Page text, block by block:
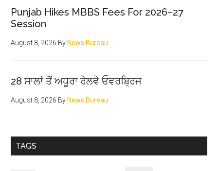
Punjab Hikes MBBS Fees For 2026–27
Session
August 8, 2026 By News Bureau
28 ਸਾਲਾਂ ਤੋਂ ਅਧੂਰਾ ਰੇਲਵੇ ਓਵਰਬ੍ਰਿਜ
August 8, 2026 By News Bureau
TAGS